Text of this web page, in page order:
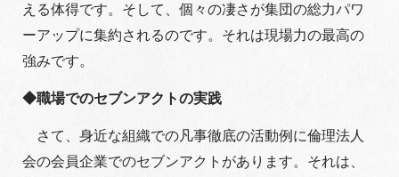
える体得です。そして、個々の凄さが集団の総力パワ
ーアップに集約されるのです。それは現場力の最高の
強みです。
◆職場でのセブンアクトの実践
さて、身近な組織での凡事徹底の活動例に倫理法人
会の会員企業でのセブンアクトがあります。それは、